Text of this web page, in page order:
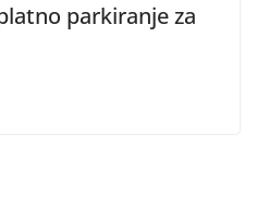
parkiranje za